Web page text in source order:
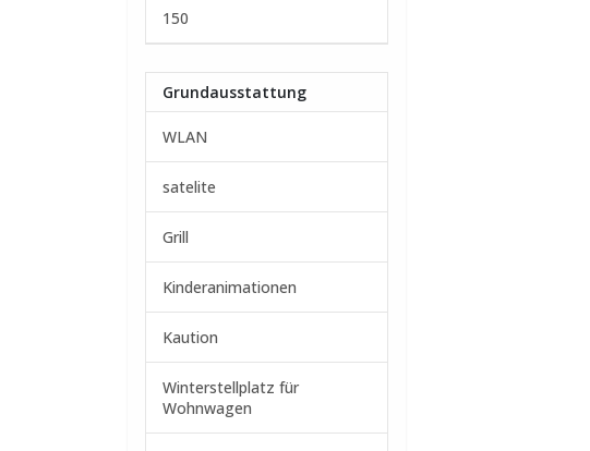
150
Grundausstattung
WLAN
satelite
Grill
Kinderanimationen
Kaution
Winterstellplatz für
Wohnwagen